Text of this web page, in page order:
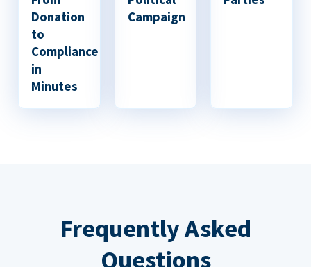
Donation
to
Compliance
in
Minutes
Campaign
Frequently Asked
Questions